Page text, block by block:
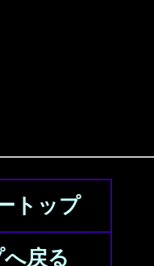
トップ
戻る